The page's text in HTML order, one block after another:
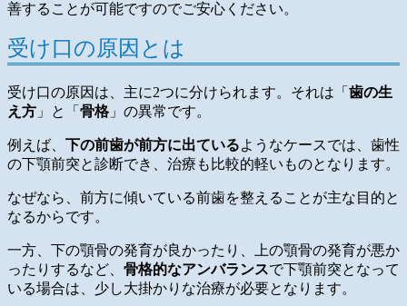
善することが可能ですのでご安心ください。
受け口の原因とは
受け口の原因は、主に2つに分けられます。それは「 歯の生
え方 」と「 骨格」の異常です。
例えば、 下の前歯が前方に出ているようなケースでは、歯性
の下顎前突と診断でき、治療も比較的軽いものとなります。
なぜなら、前方に傾いている前歯を整えることが主な目的と
なるからです。
一方、下の顎骨の発育が良かったり、上の顎骨の発育が悪か
ったりするなど、 骨格的なアンバランスで下顎前突となって
いる場合は、少し大掛かりな治療が必要となります。